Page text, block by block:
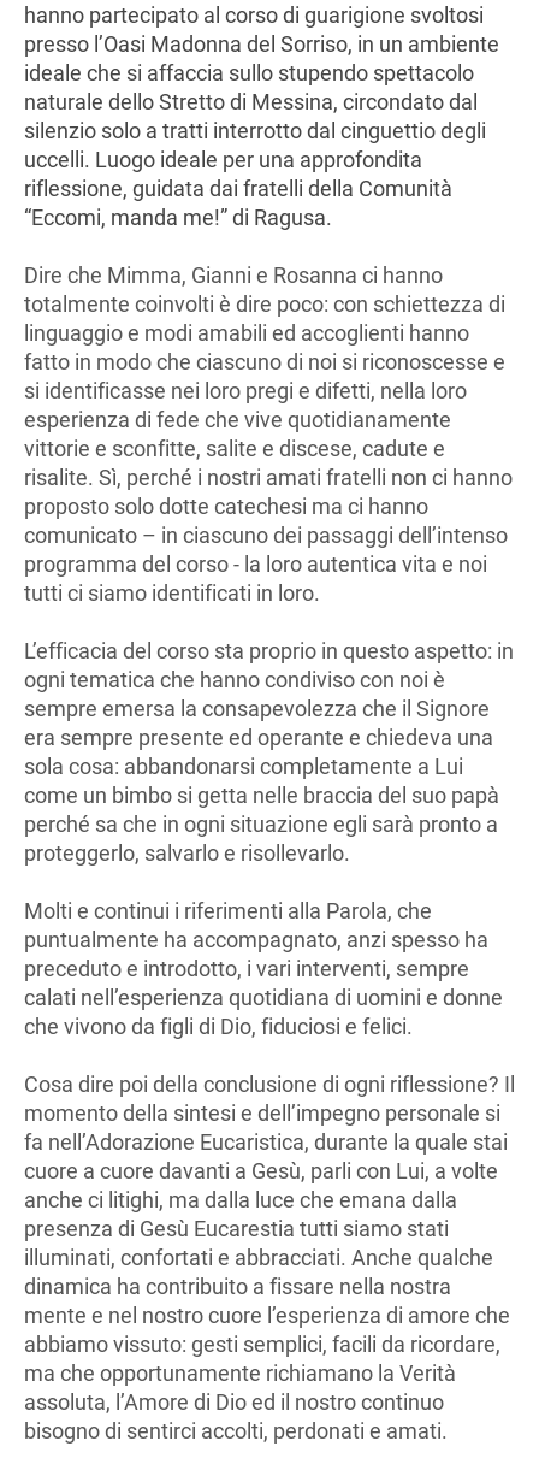
hanno partecipato al corso di guarigione svoltosi
presso l’Oasi Madonna del Sorriso, in un ambiente
ideale che si affaccia sullo stupendo spettacolo
naturale dello Stretto di Messina, circondato dal
silenzio solo a tratti interrotto dal cinguettio degli
uccelli. Luogo ideale per una approfondita
riflessione, guidata dai fratelli della Comunità
“Eccomi, manda me!” di Ragusa.
Dire che Mimma, Gianni e Rosanna ci hanno
totalmente coinvolti è dire poco: con schiettezza di
linguaggio e modi amabili ed accoglienti hanno
fatto in modo che ciascuno di noi si riconoscesse e
si identificasse nei loro pregi e difetti, nella loro
esperienza di fede che vive quotidianamente
vittorie e sconfitte, salite e discese, cadute e
risalite. Sì, perché i nostri amati fratelli non ci hanno
proposto solo dotte catechesi ma ci hanno
comunicato – in ciascuno dei passaggi dell’intenso
programma del corso - la loro autentica vita e noi
tutti ci siamo identificati in loro.
L’efficacia del corso sta proprio in questo aspetto: in
ogni tematica che hanno condiviso con noi è
sempre emersa la consapevolezza che il Signore
era sempre presente ed operante e chiedeva una
sola cosa: abbandonarsi completamente a Lui
come un bimbo si getta nelle braccia del suo papà
perché sa che in ogni situazione egli sarà pronto a
proteggerlo, salvarlo e risollevarlo.
Molti e continui i riferimenti alla Parola, che
puntualmente ha accompagnato, anzi spesso ha
preceduto e introdotto, i vari interventi, sempre
calati nell’esperienza quotidiana di uomini e donne
che vivono da figli di Dio, fiduciosi e felici.
Cosa dire poi della conclusione di ogni riflessione? Il
momento della sintesi e dell’impegno personale si
fa nell’Adorazione Eucaristica, durante la quale stai
cuore a cuore davanti a Gesù, parli con Lui, a volte
anche ci litighi, ma dalla luce che emana dalla
presenza di Gesù Eucarestia tutti siamo stati
illuminati, confortati e abbracciati. Anche qualche
dinamica ha contribuito a fissare nella nostra
mente e nel nostro cuore l’esperienza di amore che
abbiamo vissuto: gesti semplici, facili da ricordare,
ma che opportunamente richiamano la Verità
assoluta, l’Amore di Dio ed il nostro continuo
bisogno di sentirci accolti, perdonati e amati.